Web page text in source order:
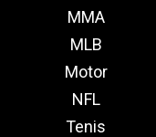
MMA
MLB
Motor
NFL
Tenis